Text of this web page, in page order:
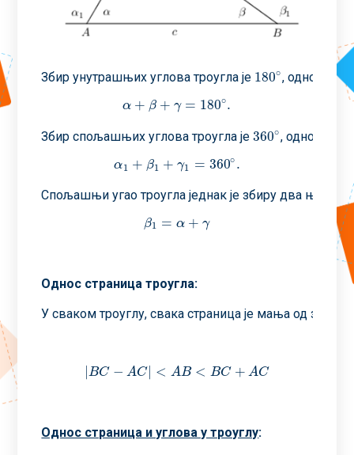
Збир унутрашњих углова троугла је 180∘
180∘, односно
α + β + γ = 180∘.
α +β+γ= 180∘.
Збир спољашњих углова троугла је360∘
360∘, односно
α1 + β1 + γ1 = 360∘ .
α1 +β 1+γ1= 360∘.
Спољашњи угао троугла једнак је збиру два њему
β1 = α + γ
β1=α +γ
Однос страница троугла:
У сваком троуглу, свака страница је мања од
|BC − AC| < AB < BC + AC
| BC−A C| <AB< BC+AC
Однос страница и углова у троуглу: